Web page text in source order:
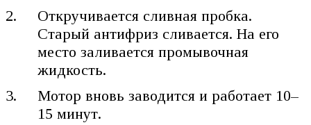
Откручивается сливная пробка.
Старый антифриз сливается. На его
место заливается промывочная
жидкость.
Мотор вновь заводится и работает 10–
15 минут.